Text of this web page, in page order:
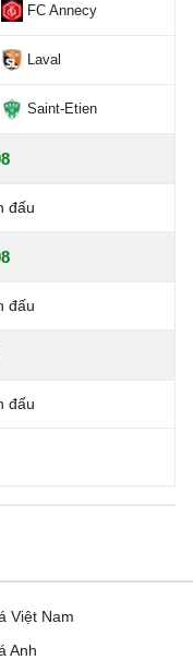
FC Annecy
Laval
Saint-Etien
đấu
đấu
đấu
Việt Nam
Anh